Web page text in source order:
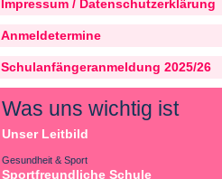
Impressum / Datenschutzerklärung
Anmeldetermine
Schulanfängeranmeldung 2025/26
Was uns wichtig ist
Unser Leitbild
Gesundheit & Sport
Sportfreundliche Schule